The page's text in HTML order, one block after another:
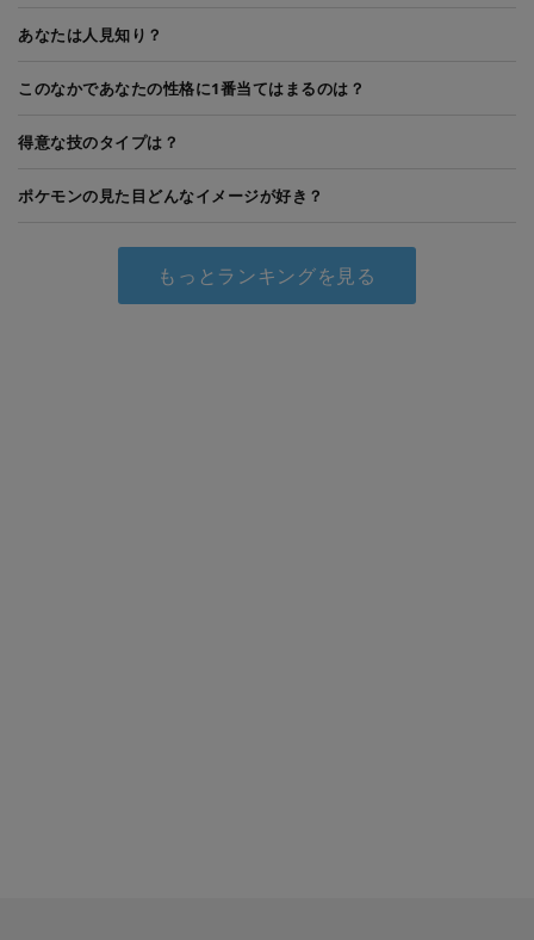
あなたは人見知り？
このなかであなたの性格に1番当てはまるのは？
得意な技のタイプは？
ポケモンの見た目どんなイメージが好き？
もっとランキングを見る